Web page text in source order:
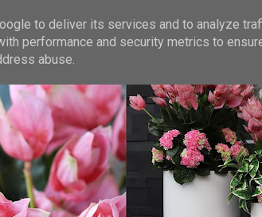
to deliver its services and to analyze
performance and security metrics to
abuse.